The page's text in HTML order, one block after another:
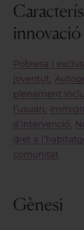
innovació
Pobresa i
joventut
plenament
l’usuari
d’intervenció
dret a
comunitat
Gènesi